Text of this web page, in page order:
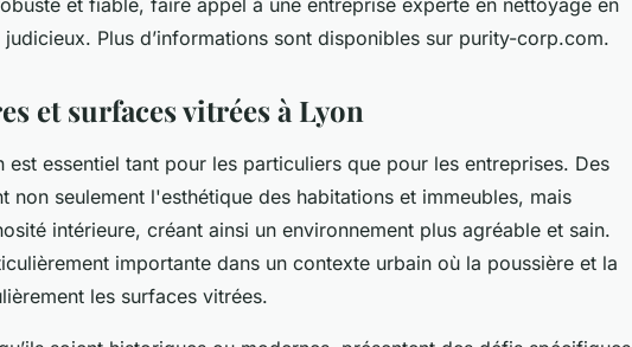
Plus d’informations sont disponibles sur purity-corp.com.
et surfaces vitrées à Lyon
est essentiel tant pour les particuliers que pour les entreprises. Des
non seulement l'esthétique des habitations et immeubles, mais
intérieure, créant ainsi un environnement plus agréable et sain.
importante dans un contexte urbain où la poussière et la
les surfaces vitrées.